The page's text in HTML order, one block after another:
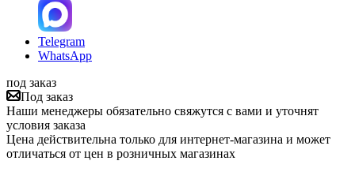
Telegram
WhatsApp
под заказ
Под заказ
Наши менеджеры обязательно свяжутся с вами и уточнят
условия заказа
Цена действительна только для интернет-магазина и может
отличаться от цен в розничных магазинах